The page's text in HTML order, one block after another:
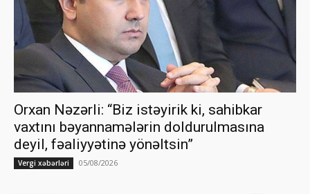
Orxan Nəzərli: “Biz istəyirik ki, sahibkar
vaxtını bəyannamələrin doldurulmasına
deyil, fəaliyyətinə yönəltsin”
Vergi xəbərləri 05/08/2026